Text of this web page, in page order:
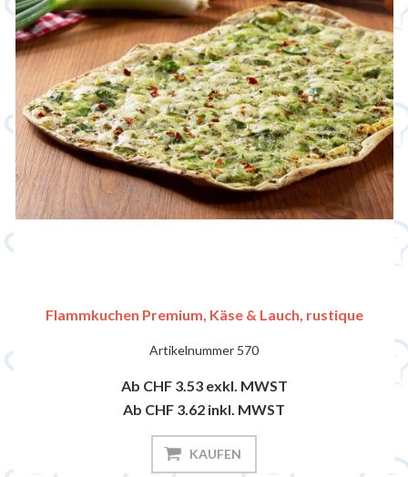
Flammkuchen Premium, Käse & Lauch, rustique
Artikelnummer 570
Ab CHF 3.53 exkl. MWST
Ab CHF 3.62 inkl. MWST
KAUFEN